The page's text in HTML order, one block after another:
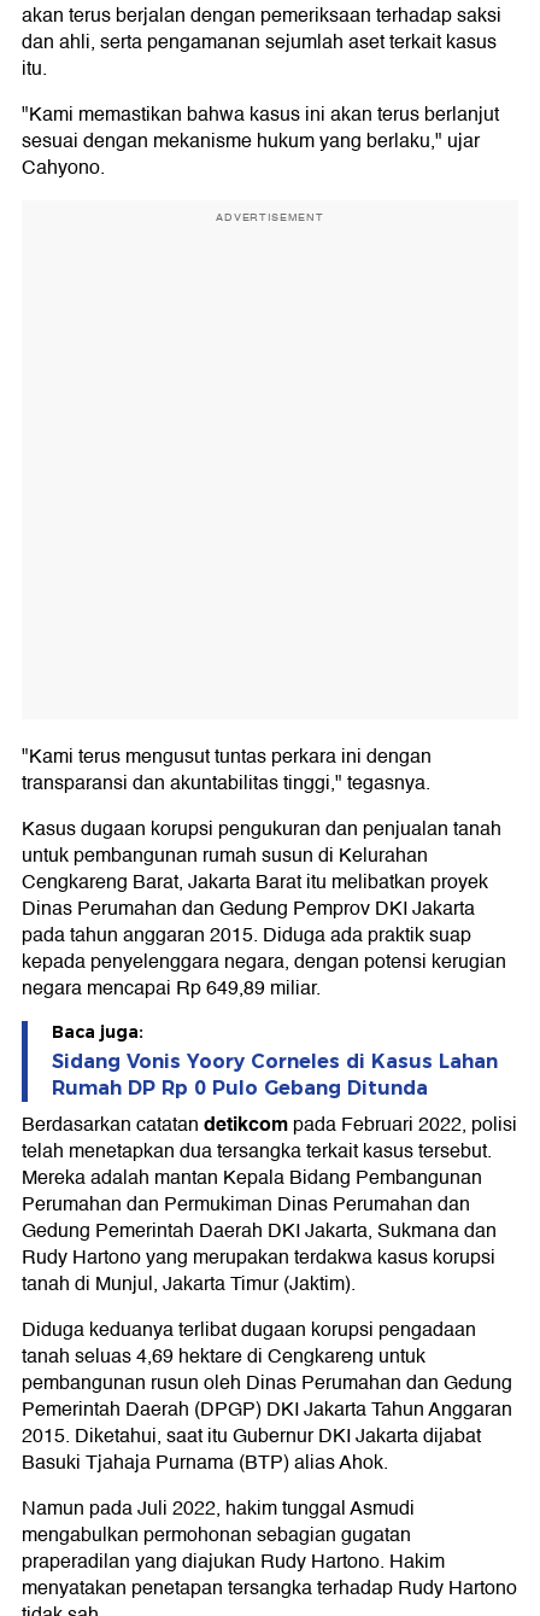
akan terus berjalan dengan pemeriksaan terhadap saksi
dan ahli, serta pengamanan sejumlah aset terkait kasus
itu.
"Kami memastikan bahwa kasus ini akan terus berlanjut
sesuai dengan mekanisme hukum yang berlaku," ujar
Cahyono.
ADVERTISEMENT
"Kami terus mengusut tuntas perkara ini dengan
transparansi dan akuntabilitas tinggi," tegasnya.
Kasus dugaan korupsi pengukuran dan penjualan tanah
untuk pembangunan rumah susun di Kelurahan
Cengkareng Barat, Jakarta Barat itu melibatkan proyek
Dinas Perumahan dan Gedung Pemprov DKI Jakarta
pada tahun anggaran 2015. Diduga ada praktik suap
kepada penyelenggara negara, dengan potensi kerugian
negara mencapai Rp 649,89 miliar.
Baca juga:
Sidang Vonis Yoory Corneles di Kasus Lahan
Rumah DP Rp 0 Pulo Gebang Ditunda
Berdasarkan catatandetikcompada Februari 2022, polisi
telah menetapkan dua tersangka terkait kasus tersebut.
Mereka adalah mantan Kepala Bidang Pembangunan
Perumahan dan Permukiman Dinas Perumahan dan
Gedung Pemerintah Daerah DKI Jakarta, Sukmana dan
Rudy Hartono yang merupakan terdakwa kasus korupsi
tanah di Munjul, Jakarta Timur (Jaktim).
Diduga keduanya terlibat dugaan korupsi pengadaan
tanah seluas 4,69 hektare di Cengkareng untuk
pembangunan rusun oleh Dinas Perumahan dan Gedung
Pemerintah Daerah (DPGP) DKI Jakarta Tahun Anggaran
2015. Diketahui, saat itu Gubernur DKI Jakarta dijabat
Basuki Tjahaja Purnama (BTP) alias Ahok.
Namun pada Juli 2022, hakim tunggal Asmudi
mengabulkan permohonan sebagian gugatan
praperadilan yang diajukan Rudy Hartono. Hakim
menyatakan penetapan tersangka terhadap Rudy Hartono